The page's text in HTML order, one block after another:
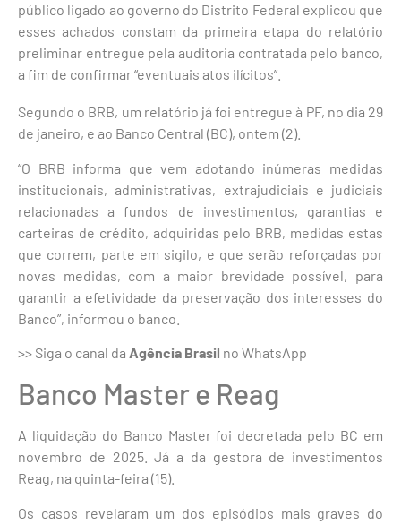
público ligado ao governo do Distrito Federal explicou que
esses achados constam da primeira etapa do relatório
preliminar entregue pela auditoria contratada pelo banco,
a fim de confirmar “eventuais atos ilícitos”.
Segundo o BRB, um relatório já foi entregue à PF, no dia 29
de janeiro, e ao Banco Central (BC), ontem (2).
“O BRB informa que vem adotando inúmeras medidas
institucionais, administrativas, extrajudiciais e judiciais
relacionadas a fundos de investimentos, garantias e
carteiras de crédito, adquiridas pelo BRB, medidas estas
que correm, parte em sigilo, e que serão reforçadas por
novas medidas, com a maior brevidade possível, para
garantir a efetividade da preservação dos interesses do
Banco”, informou o banco.
>> Siga o canal da Agência Brasil no WhatsApp
Banco Master e Reag
A liquidação do Banco Master foi decretada pelo BC em
novembro de 2025. Já a da gestora de investimentos
Reag, na quinta-feira (15).
Os casos revelaram um dos episódios mais graves do